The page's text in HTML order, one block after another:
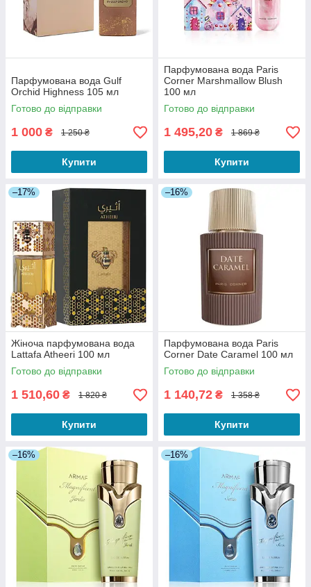
Парфумована вода Gulf
Orchid Highness 105 мл
Готово до відправки
1 000 ₴ 1 250 ₴
Купити
Парфумована вода Paris
Corner Marshmallow Blush
100 мл
Готово до відправки
1 495,20 ₴ 1 869 ₴
Купити
–17%
Жіноча парфумована вода
Lattafa Atheeri 100 мл
Готово до відправки
1 510,60 ₴ 1 820 ₴
Купити
–16%
Парфумована вода Paris
Corner Date Caramel 100 мл
Готово до відправки
1 140,72 ₴ 1 358 ₴
Купити
–16% –16%